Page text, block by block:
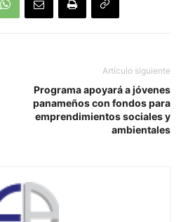
Artículo siguiente
Programa apoyará a jóvenes
panameños con fondos para
emprendimientos sociales y
ambientales